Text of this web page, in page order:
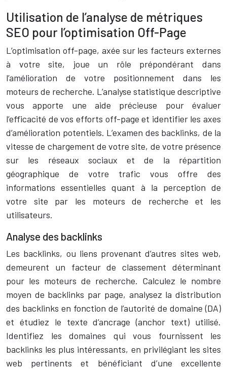
Utilisation de l’analyse de métriques
SEO pour l’optimisation Off-Page
L’optimisation off-page, axée sur les facteurs externes
à votre site, joue un rôle prépondérant dans
l’amélioration de votre positionnement dans les
moteurs de recherche. L’analyse statistique descriptive
vous apporte une aide précieuse pour évaluer
l’efficacité de vos efforts off-page et identifier les axes
d’amélioration potentiels. L’examen des backlinks, de la
vitesse de chargement de votre site, de votre présence
sur les réseaux sociaux et de la répartition
géographique de votre trafic vous offre des
informations essentielles quant à la perception de
votre site par les moteurs de recherche et les
utilisateurs.
Analyse des backlinks
Les backlinks, ou liens provenant d’autres sites web,
demeurent un facteur de classement déterminant
pour les moteurs de recherche. Calculez le nombre
moyen de backlinks par page, analysez la distribution
des backlinks en fonction de l’autorité de domaine (DA)
et étudiez le texte d’ancrage (anchor text) utilisé.
Identifiez les domaines qui vous fournissent les
backlinks les plus intéressants, en privilégiant les sites
web pertinents et bénéficiant d’une excellente